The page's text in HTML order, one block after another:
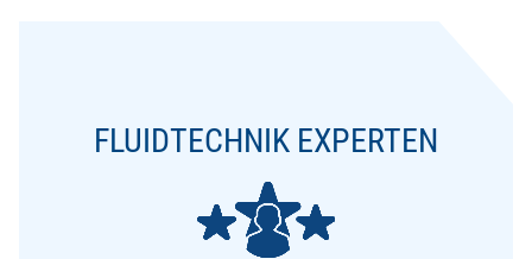
FLUIDTECHNIK EXPERTEN